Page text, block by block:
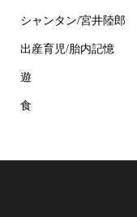
シャンタン/宮井陸郎
出産育児/胎内記憶
遊
食